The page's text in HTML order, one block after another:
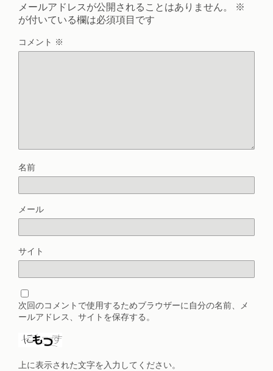
メールアドレスが公開されることはありません。
※
が付いている欄は必須項目です
コメント ※
名前
メール
サイト
次回のコメントで使用するためブラウザーに自分の名前、メ
ールアドレス、サイトを保存する。
上に表示された文字を入力してください。